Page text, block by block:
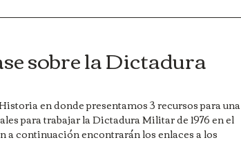
sobre la Dictadura
en donde presentamos 3 recursos para una
para trabajar la Dictadura Militar de 1976 en el
a continuación encontrarán los enlaces a los